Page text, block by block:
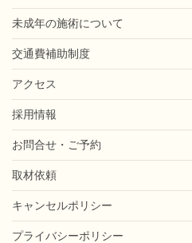
未成年の施術について
交通費補助制度
アクセス
採用情報
お問合せ・ご予約
取材依頼
キャンセルポリシー
プライバシーポリシー